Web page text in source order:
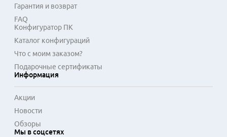
Гарантия и возврат
FAQ
Конфигуратор ПК
Каталог конфигураций
Что с моим заказом?
Подарочные сертификаты
Информация
Акции
Новости
Обзоры
Мы в соцсетях